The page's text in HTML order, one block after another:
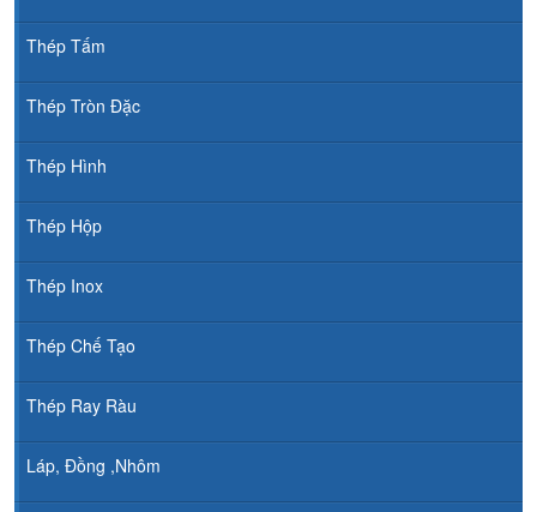
Thép Tấm
Thép Tròn Đặc
Thép Hình
Thép Hộp
Thép Inox
Thép Chế Tạo
Thép Ray Ràu
Láp, Đồng ,Nhôm